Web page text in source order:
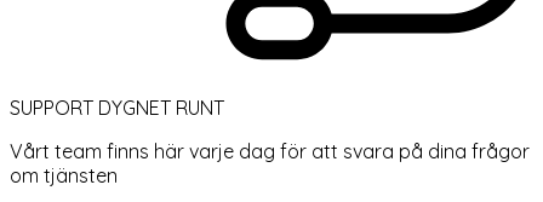
SUPPORT DYGNET RUNT
Vårt team finns här varje dag för att svara på dina frågor
om tjänsten